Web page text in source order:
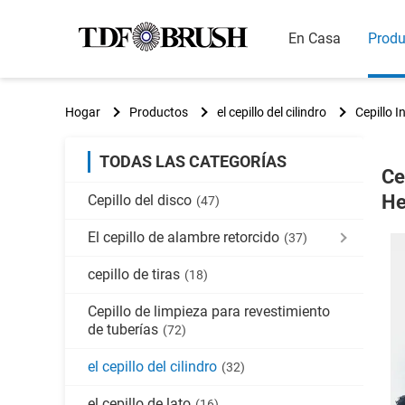
En Casa
Hogar Productos el cepillo del cilindro Cepillo
TODAS LAS CATEGORÍAS
Cepillo del disco (47)
El cepillo de alambre retorcido (37)
cepillo de tiras (18)
Cepillo de limpieza para revestimiento
de tuberías (72)
el cepillo del cilindro (32)